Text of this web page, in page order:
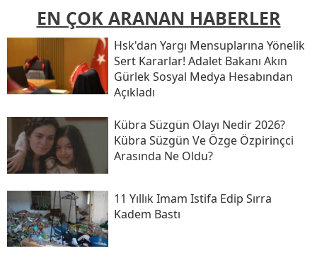
EN ÇOK ARANAN HABERLER
Hsk'dan Yargı Mensuplarına Yönelik
Sert Kararlar! Adalet Bakanı Akın
Gürlek Sosyal Medya Hesabından
Açıkladı
Kübra Süzgün Olayı Nedir 2026?
Kübra Süzgün Ve Özge Özpirinçci
Arasında Ne Oldu?
11 Yıllık Imam Istifa Edip Sırra
Kadem Bastı